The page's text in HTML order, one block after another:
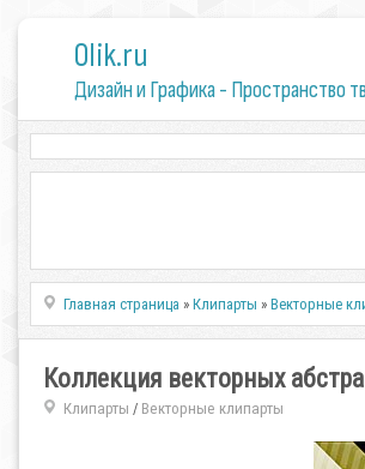
0lik.ru
Дизайн и Графика - Пространство
Главная страница »Клипарты »Векторные
Коллекция векторных
Клипарты / Векторные клипарты